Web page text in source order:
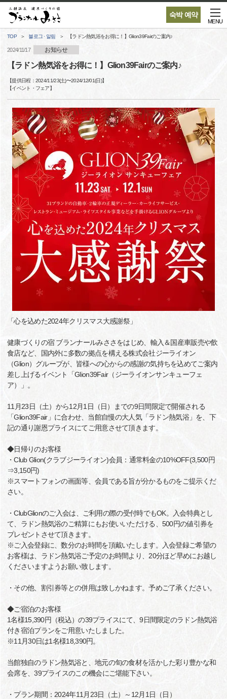
숙박 예약
MENU
TOP 블로그 · 알림 【ラドン熱気浴をお得に！】Glion39Fairのご案内♪
2024/11/17 お知らせ
【ラドン熱気浴をお得に！】Glion39Fairのご案内♪
【提供日程： 2024/11/23(土)〜2024/12/01(日)】
【イベント・フェア】
「心を込めた2024年クリスマス大感謝祭」
健康づくりの宿 ブランナールみささをはじめ、輸入＆国産車販売や飲
食店など、国内外に多数の拠点を構える株式会社ジーライオン
（Glion）グループが、皆様への心からの感謝の気持ちを込めてご案内
差し上げるイベント「Glion39Fair（ジーライオンサンキューフェ
ア）」。
11月23日（土）から12月1日（日）までの9日間限定で開催される
「Glion39Fair」に合わせ、当館自慢の大人気「ラドン熱気浴」を、下
記の通り謝恩プライスにてご用意させて頂きます。
◆日帰りのお客様
・Club Glion(クラブジーライオン)会員：通常料金の10%OFF(3,500円
⇒3,150円)
※スマートフォンの画面等、会員である旨が分かるものをご提示くだ
さい。
・ClubGlionのご入会は、ご利用の際の受付時でもOK。入会特典とし
て、ラドン熱気浴のご精算にもお使いいただける、500円の値引券を
プレゼントさせて頂きます。
※ご入会登録に、数分のお時間を頂戴いたします。入会登録ご希望の
お客様は、ラドン熱気浴ご予定のお時間より、20分ほど早めにお越し
くださいますようお願い致します。
・その他、割引券等との併用は致しかねます。予めご了承ください。
◆ご宿泊のお客様
1名様15,390円（税込）の39プライスにて、9日間限定のラドン熱気浴
付き宿泊プランをご用意いたしました。
※11月30日は1名様18,390円。
当館独自のラドン熱気浴と、地元の旬の食材を活かした彩り豊かな和
会席を、39プライスのこの機会にご堪能下さい。
・プラン期間：2024年11月23日（土）～12月1日（日）